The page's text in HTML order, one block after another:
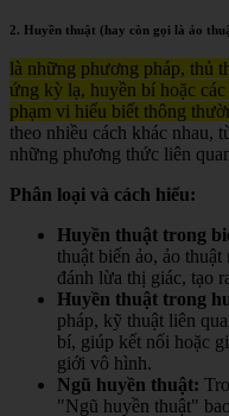
2. Huyền thuật (hay còn gọi là ảo
là những phương pháp, thủ
ứng kỳ lạ, huyền bí hoặc
phạm vi hiểu biết thông
theo nhiều cách khác nhau,
những phương thức liên
Phân loại và cách hiểu:
Huyền thuật trong
thuật biến ảo, ảo
đánh lừa thị giác, tạo
Huyền thuật trong
pháp, kỹ thuật liên
bí, giúp kết nối hoặc
giới vô hình.
Ngũ huyền thuật:
"Ngũ huyền thuật"